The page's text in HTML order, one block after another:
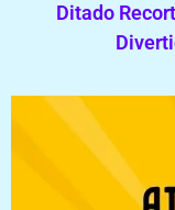
Ditado